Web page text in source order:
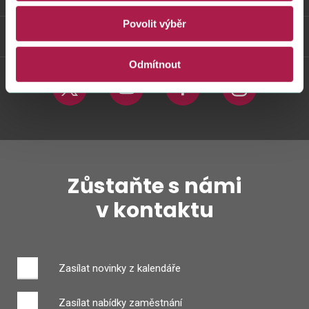
Povolit výběr
Odmítnout
Twitter Youtube Facebook Instagram
Zůstaňte s námi
v kontaktu
Zasílat novinky z kalendáře
Zasílat nabídky zaměstnání